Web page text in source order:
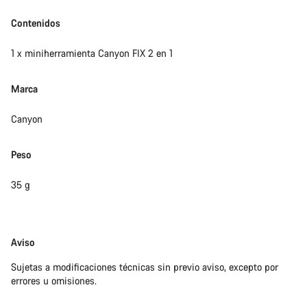
Contenidos
1 x miniherramienta Canyon FIX 2 en 1
Marca
Canyon
Peso
35 g
Exención
responsabilidades
Aviso
Sujetas a modificaciones técnicas sin previo aviso, excepto por
errores u omisiones.